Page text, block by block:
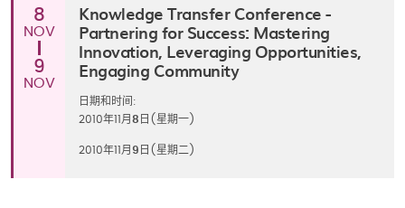
8
NOV
9
NOV
Knowledge Transfer Conference -
Partnering for Success: Mastering
Innovation, Leveraging Opportunities,
Engaging Community
日期和时间:
2010年11月 8 日(星期一)
2010年11月 9 日(星期二)